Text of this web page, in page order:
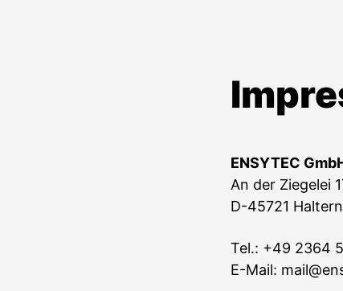
ENSYTEC
An der Ziegelei
D-45721
Tel.: +49 2364
E-Mail: